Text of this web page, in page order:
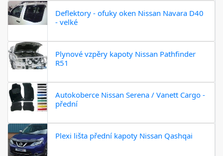
Deflektory - ofuky oken Nissan Navara D40
- velké
Plynové vzpěry kapoty Nissan Pathfinder
R51
Autokoberce Nissan Serena / Vanett Cargo -
přední
Plexi lišta přední kapoty Nissan Qashqai